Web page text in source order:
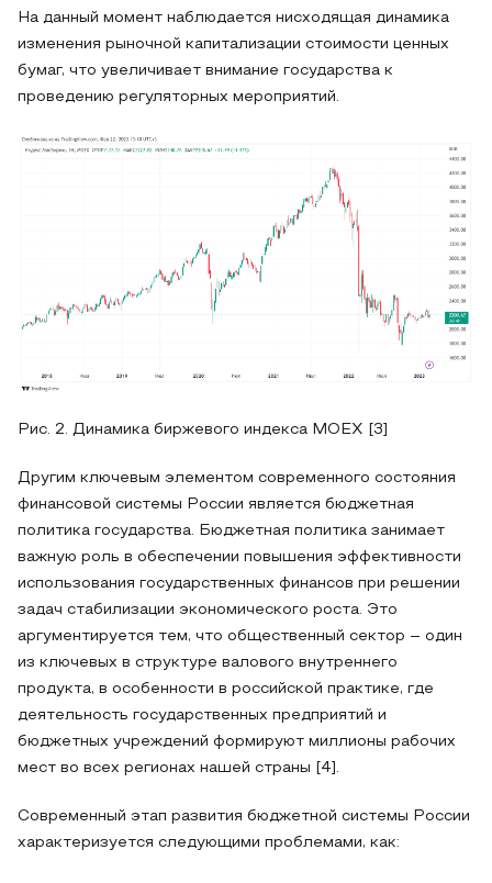
На данный момент наблюдается нисходящая динамика
изменения рыночной капитализации стоимости ценных
бумаг, что увеличивает внимание государства к
проведению регуляторных мероприятий.
Рис. 2. Динамика биржевого индекса MOEX [3]
Другим ключевым элементом современного состояния
финансовой системы России является бюджетная
политика государства. Бюджетная политика занимает
важную роль в обеспечении повышения эффективности
использования государственных финансов при решении
задач стабилизации экономического роста. Это
аргументируется тем, что общественный сектор – один
из ключевых в структуре валового внутреннего
продукта, в особенности в российской практике, где
деятельность государственных предприятий и
бюджетных учреждений формируют миллионы рабочих
мест во всех регионах нашей страны [4].
Современный этап развития бюджетной системы России
характеризуется следующими проблемами, как: